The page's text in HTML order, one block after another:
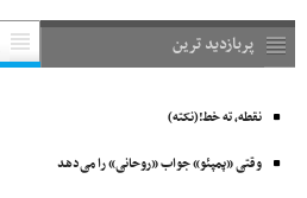
پربازدید ترین
نقطه، ته خط!(نکته)
وقتی «پمپئو» جواب «روحانی» را می‌دهد